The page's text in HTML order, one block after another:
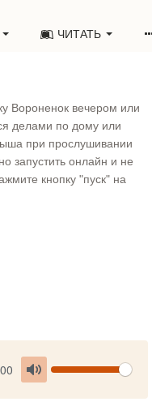
ЧИТАТЬ
Вороненок вечером или
делами по дому или
при прослушивании
запустить онлайн и не
кнопку "пуск" на
Toggle
Volume